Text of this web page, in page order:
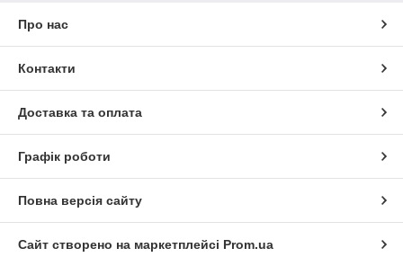
Про нас
Контакти
Доставка та оплата
Графік роботи
Повна версія сайту
Сайт створено на маркетплейсі Prom.ua